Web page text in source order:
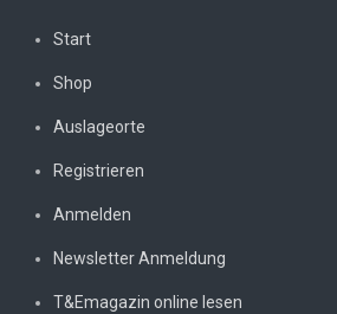
Start
Shop
Auslageorte
Registrieren
Anmelden
Newsletter Anmeldung
T&Emagazin online lesen